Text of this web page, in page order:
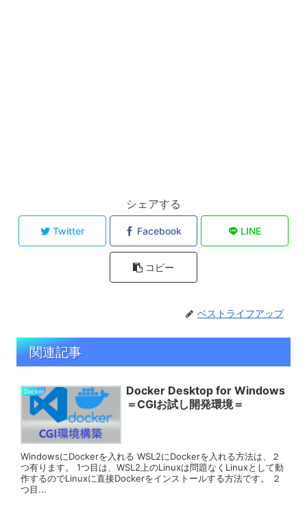
シェアする
Twitter Facebook LINE
コピー
ベストライフアップ
関連記事
Docker
Docker Desktop for Windows
＝CGIお試し開発環境＝
WindowsにDockerを入れる WSL2にDockerを入れる方法は、２
つ有ります。 1つ目は、WSL2上のLinuxは問題なくLinuxとして動
作するのでLinuxに直接Dockerをインストールする方法です。 ２
つ目...